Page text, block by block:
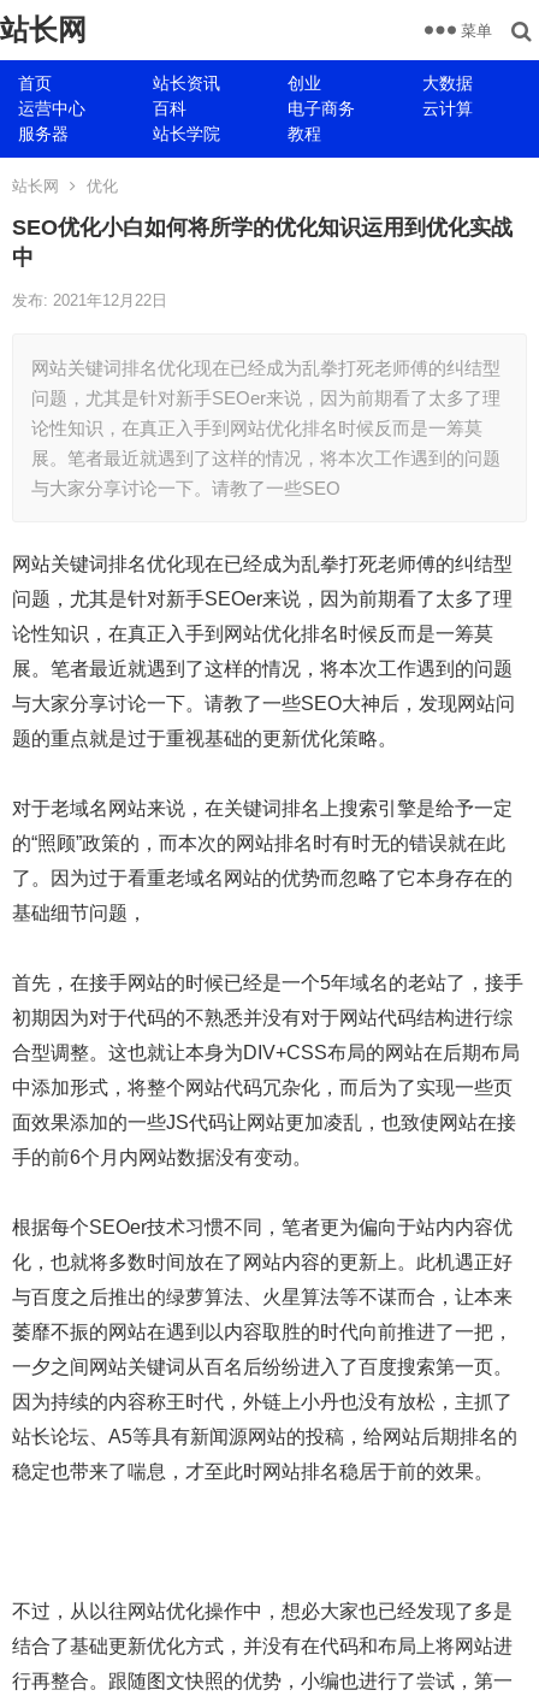
站长网
首页 站长资讯 创业
大数据
运营中心
百科 电子商务
云计算
服务器
站长学院 教程
菜单
站长网 优化
SEO优化小白如何将所学的优化知识运用到优化实战
中
发布: 2021年12月22日
网站关键词排名优化现在已经成为乱拳打死老师傅的纠结型
问题，尤其是针对新手SEOer来说，因为前期看了太多了理
论性知识，在真正入手到网站优化排名时候反而是一筹莫
展。笔者最近就遇到了这样的情况，将本次工作遇到的问题
与大家分享讨论一下。请教了一些SEO
网站关键词排名优化现在已经成为乱拳打死老师傅的纠结型
问题，尤其是针对新手SEOer来说，因为前期看了太多了理
论性知识，在真正入手到网站优化排名时候反而是一筹莫
展。笔者最近就遇到了这样的情况，将本次工作遇到的问题
与大家分享讨论一下。请教了一些SEO大神后，发现网站问
题的重点就是过于重视基础的更新优化策略。
对于老域名网站来说，在关键词排名上搜索引擎是给予一定
的“照顾”政策的，而本次的网站排名时有时无的错误就在此
了。因为过于看重老域名网站的优势而忽略了它本身存在的
基础细节问题，
首先，在接手网站的时候已经是一个5年域名的老站了，接手
初期因为对于代码的不熟悉并没有对于网站代码结构进行综
合型调整。这也就让本身为DIV+CSS布局的网站在后期布局
中添加形式，将整个网站代码冗杂化，而后为了实现一些页
面效果添加的一些JS代码让网站更加凌乱，也致使网站在接
手的前6个月内网站数据没有变动。
根据每个SEOer技术习惯不同，笔者更为偏向于站内内容优
化，也就将多数时间放在了网站内容的更新上。此机遇正好
与百度之后推出的绿萝算法、火星算法等不谋而合，让本来
萎靡不振的网站在遇到以内容取胜的时代向前推进了一把，
一夕之间网站关键词从百名后纷纷进入了百度搜索第一页。
因为持续的内容称王时代，外链上小丹也没有放松，主抓了
站长论坛、A5等具有新闻源网站的投稿，给网站后期排名的
稳定也带来了喘息，才至此时网站排名稳居于前的效果。
不过，从以往网站优化操作中，想必大家也已经发现了多是
结合了基础更新优化方式，并没有在代码和布局上将网站进
行再整合。跟随图文快照的优势，小编也进行了尝试，第一